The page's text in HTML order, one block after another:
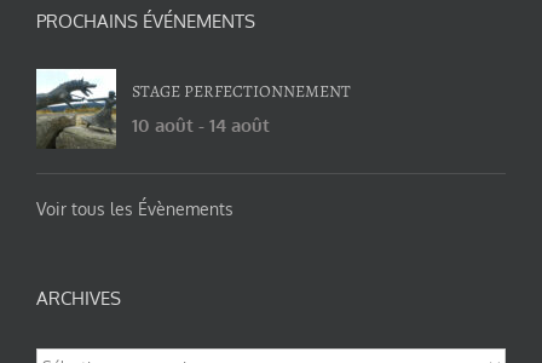
PROCHAINS ÉVÉNEMENTS
STAGE PERFECTIONNEMENT
10 août - 14 août
Voir tous les Évènements
ARCHIVES